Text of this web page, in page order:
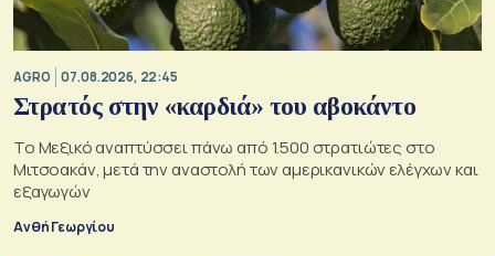
AGRO 07.08.2026, 22:45
Στρατός στην «καρδιά» του αβοκάντο
Το Μεξικό αναπτύσσει πάνω από 1.500 στρατιώτες στο
Μιτσοακάν, μετά την αναστολή των αμερικανικών ελέγχων και
εξαγωγών
Ανθή Γεωργίου